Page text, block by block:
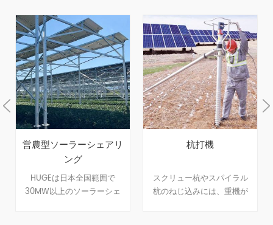
営農型ソーラーシェアリ
ング
HUGEは日本全国範囲で
30MW以上のソーラーシェ
杭打機
スクリュー杭やスパイラル
杭のねじ込みには、重機が